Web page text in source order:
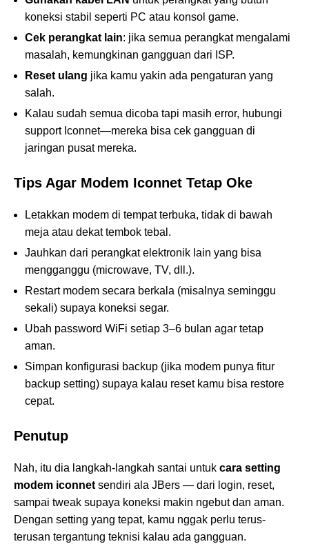
koneksi stabil seperti PC atau konsol game.
Cek perangkat lain: jika semua perangkat mengalami
masalah, kemungkinan gangguan dari ISP.
Reset ulang jika kamu yakin ada pengaturan yang
salah.
Kalau sudah semua dicoba tapi masih error, hubungi
support Iconnet—mereka bisa cek gangguan di
jaringan pusat mereka.
Tips Agar Modem Iconnet Tetap Oke
Letakkan modem di tempat terbuka, tidak di bawah
meja atau dekat tembok tebal.
Jauhkan dari perangkat elektronik lain yang bisa
mengganggu (microwave, TV, dll.).
Restart modem secara berkala (misalnya seminggu
sekali) supaya koneksi segar.
Ubah password WiFi setiap 3–6 bulan agar tetap
aman.
Simpan konfigurasi backup (jika modem punya fitur
backup setting) supaya kalau reset kamu bisa restore
cepat.
Penutup
Nah, itu dia langkah-langkah santai untuk cara setting
modem iconnetsendiri ala JBers — dari login, reset,
sampai tweak supaya koneksi makin ngebut dan aman.
Dengan setting yang tepat, kamu nggak perlu terus-
terusan tergantung teknisi kalau ada gangguan.